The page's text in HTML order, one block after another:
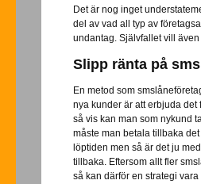
Det är nog inget
del av vad all typ av
undantag. Självfallet vill
Slipp ränta på
En metod som
nya kunder är att erbjuda det
så vis kan man som nykund
måste man betala tillbaka
löptiden men så är det ju
tillbaka. Eftersom allt fler
så kan därför en strategi